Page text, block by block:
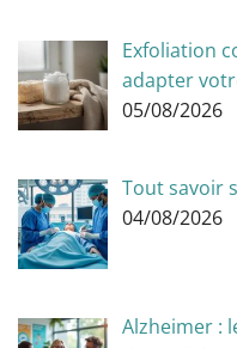
Exfoliation
adapter
05/08/2026
Tout savoir
04/08/2026
Alzheimer :